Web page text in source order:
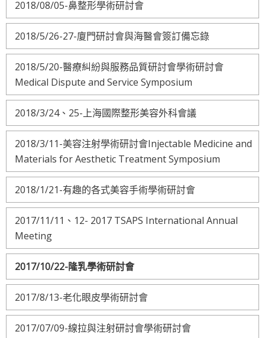
2018/08/05-鼻整形學術研討會
2018/5/26-27-廈門研討會與海醫會簽訂備忘錄
2018/5/20-醫療糾紛與服務品質研討會學術研討會
Medical Dispute and Service Symposium
2018/3/24、25-上海國際整形美容外科會議
2018/3/11-美容注射學術研討會Injectable Medicine and
Materials for Aesthetic Treatment Symposium
2018/1/21-有趣的各式美容手術學術研討會
2017/11/11、12- 2017 TSAPS International Annual
Meeting
2017/10/22-隆乳學術研討會
2017/8/13-老化眼皮學術研討會
2017/07/09-線拉與注射研討會學術研討會